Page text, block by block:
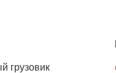
грузовик